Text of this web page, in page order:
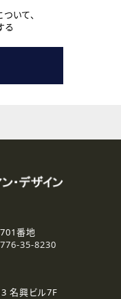
参考情報として利
皆様
用いたします。
ずれかの方法とい
めに利用いたしま
ために利用いたし
ずれかの方法とい
定に従う場合を除き、
たした委託先に、個
いて、
る
番地
35-8230
名興ビル7F